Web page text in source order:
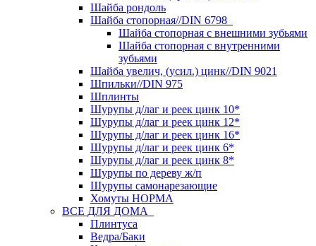
Шайба рондоль
Шайба стопорная//DIN 6798
Шайба стопорная с внешними зубьями
Шайба стопорная с внутренними
зубьями
Шайба увелич, (усил.) цинк//DIN 9021
Шпильки//DIN 975
Шплинты
Шурупы д/лаг и реек цинк 10*
Шурупы д/лаг и реек цинк 12*
Шурупы д/лаг и реек цинк 16*
Шурупы д/лаг и реек цинк 6*
Шурупы д/лаг и реек цинк 8*
Шурупы по дереву ж/п
Шурупы самонарезающие
Хомуты НОРМА
ВСЕ ДЛЯ ДОМА
Плинтуса
Ведра/Баки